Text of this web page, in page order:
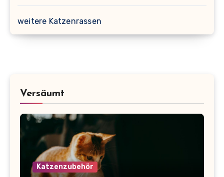
weitere Katzenrassen
Versäumt
Katzenzubehör